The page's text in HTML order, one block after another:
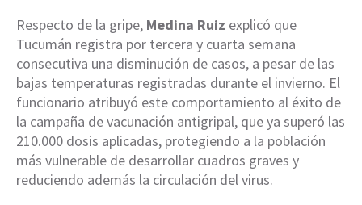
Respecto de la gripe, Medina Ruiz explicó que
Tucumán registra por tercera y cuarta semana
consecutiva una disminución de casos, a pesar de las
bajas temperaturas registradas durante el invierno. El
funcionario atribuyó este comportamiento al éxito de
la campaña de vacunación antigripal, que ya superó las
210.000 dosis aplicadas, protegiendo a la población
más vulnerable de desarrollar cuadros graves y
reduciendo además la circulación del virus.